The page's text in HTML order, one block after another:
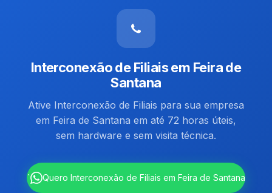
Interconexão de Filiais em Feira de
Santana
Ative Interconexão de Filiais para sua empresa
em Feira de Santana em até 72 horas úteis,
sem hardware e sem visita técnica.
` Quero Interconexão de Filiais em Feira de Santana